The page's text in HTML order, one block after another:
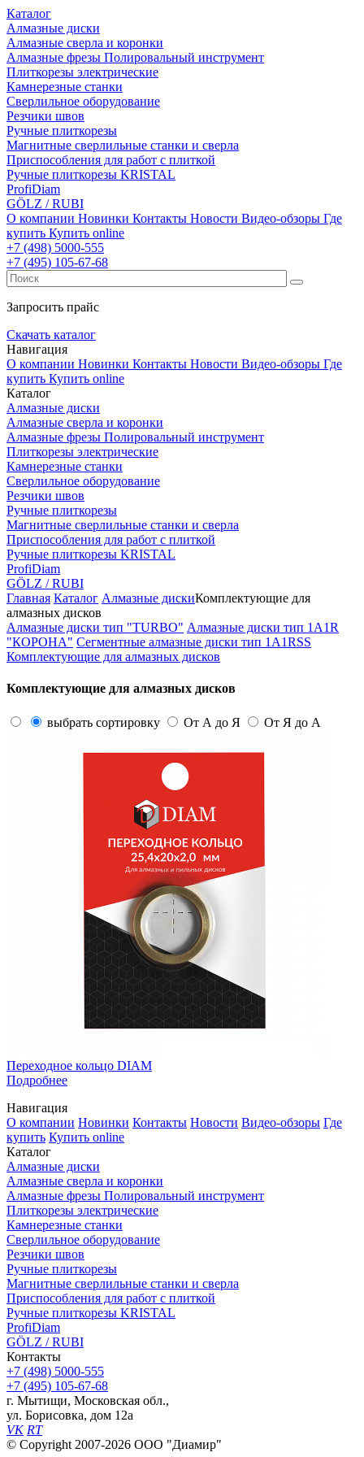
Каталог
Алмазные диски
Алмазные сверла и коронки
Алмазные фрезы Полировальный инструмент
Плиткорезы электрические
Камнерезные станки
Сверлильное оборудование
Резчики швов
Ручные плиткорезы
Магнитные сверлильные станки и сверла
Приспособления для работ с плиткой
Ручные плиткорезы KRISTAL
ProfiDiam
GÖLZ / RUBI
О компании Новинки Контакты Новости Видео-обзоры Где
купить Купить online
+7 (498) 5000-555
+7 (495) 105-67-68
Запросить прайс
Скачать каталог
Навигация
О компании Новинки Контакты Новости Видео-обзоры Где
купить Купить online
Каталог
Алмазные диски
Алмазные сверла и коронки
Алмазные фрезы Полировальный инструмент
Плиткорезы электрические
Камнерезные станки
Сверлильное оборудование
Резчики швов
Ручные плиткорезы
Магнитные сверлильные станки и сверла
Приспособления для работ с плиткой
Ручные плиткорезы KRISTAL
ProfiDiam
GÖLZ / RUBI
Главная Каталог Алмазные дискиКомплектующие для
алмазных дисков
Алмазные диски тип "TURBO" Алмазные диски тип 1A1R
"КОРОНА" Сегментные алмазные диски тип 1A1RSS
Комплектующие для алмазных дисков
Комплектующие для алмазных дисков
выбрать сортировку От А до Я От Я до А
Переходное кольцо DIAM
Подробнее
Навигация
О компании Новинки Контакты Новости Видео-обзоры Где
купить Купить online
Каталог
Алмазные диски
Алмазные сверла и коронки
Алмазные фрезы Полировальный инструмент
Плиткорезы электрические
Камнерезные станки
Сверлильное оборудование
Резчики швов
Ручные плиткорезы
Магнитные сверлильные станки и сверла
Приспособления для работ с плиткой
Ручные плиткорезы KRISTAL
ProfiDiam
GÖLZ / RUBI
Контакты
+7 (498) 5000-555
+7 (495) 105-67-68
г. Мытищи, Московская обл.,
ул. Борисовка, дом 12а
VK RT
© Copyright 2007-2026 ООО "Диамир"